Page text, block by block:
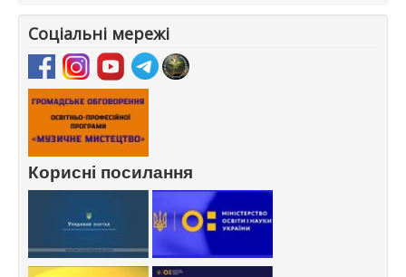
Соціальні мережі
Корисні посилання